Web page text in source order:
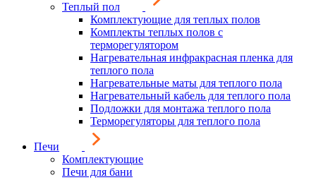
Теплый пол
Комплектующие для теплых полов
Комплекты теплых полов с
терморегулятором
Нагревательная инфракрасная пленка для
теплого пола
Нагревательные маты для теплого пола
Нагревательный кабель для теплого пола
Подложки для монтажа теплого пола
Терморегуляторы для теплого пола
Печи
Комплектующие
Печи для бани